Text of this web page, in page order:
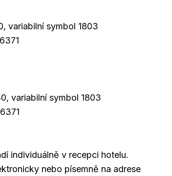
variabilní symbol 1803
variabilní symbol 1803
individuálně v recepci hotelu.
nebo písemně na adrese